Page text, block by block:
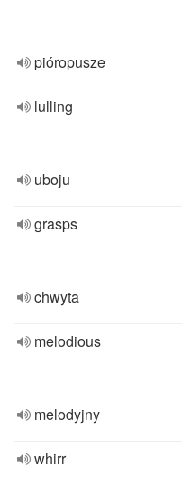
pióropusze
lulling
uboju
grasps
chwyta
melodious
melodyjny
whirr